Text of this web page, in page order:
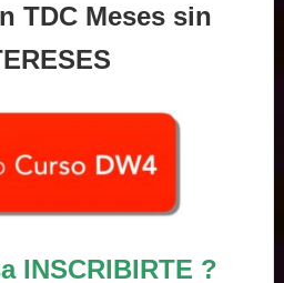
TDC Meses sin
INSCRIBIRTE ?